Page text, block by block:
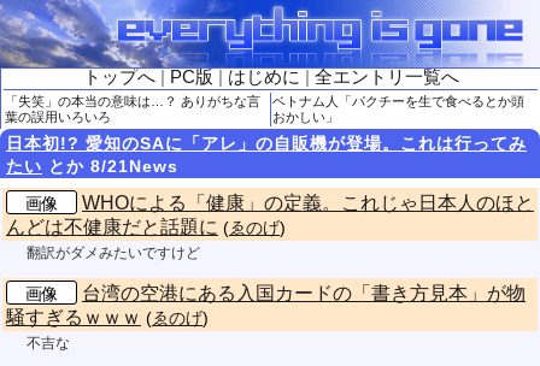
トップへ| PC版 | はじめに | 全エントリ一覧へ
「失笑」の本当の意味は…？ ありがちな言
葉の誤用いろいろ
ベトナム人「パクチーを生で食べるとか頭
おかしい」
日本初!? 愛知のSAに「アレ」の自販機が登場。これは行ってみ
たい とか 8/21News
画像
WHOによる「健康」の定義。これじゃ日本人のほと
んどは不健康だと話題に (ゑのげ)
翻訳がダメみたいですけど
画像
台湾の空港にある入国カードの「書き方見本」が物
騒すぎるｗｗｗ (ゑのげ)
不吉な